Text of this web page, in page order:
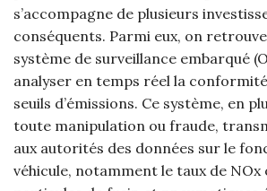
s’accompagne de plusieurs
conséquents. Parmi eux, on
système de surveillance embarqué
analyser en temps réel la
seuils d’émissions. Ce système, en
toute manipulation ou fraude,
aux autorités des données sur le
véhicule, notamment le taux de NOx